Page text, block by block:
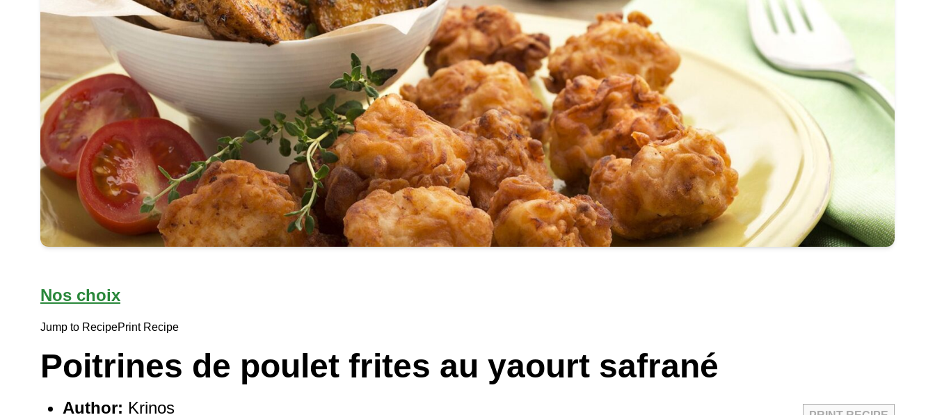
Nos choix
Jump to RecipePrint Recipe
Poitrines de poulet frites au yaourt safrané
Author: Krinos